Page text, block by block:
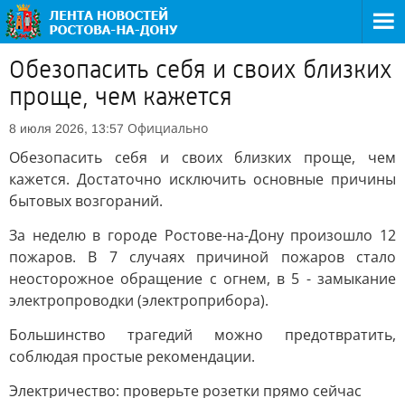
Обезопасить себя и своих близких
проще, чем кажется
8 июля 2026, 13:57 Официально
Обезопасить себя и своих близких проще, чем
кажется. Достаточно исключить основные причины
бытовых возгораний.
За неделю в городе Ростове-на-Дону произошло 12
пожаров. В 7 случаях причиной пожаров стало
неосторожное обращение с огнем, в 5 - замыкание
электропроводки (электроприбора).
Большинство трагедий можно предотвратить,
соблюдая простые рекомендации.
Электричество: проверьте розетки прямо сейчас